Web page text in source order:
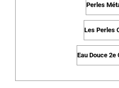
Perles
Les Perles
Eau Douce 2e